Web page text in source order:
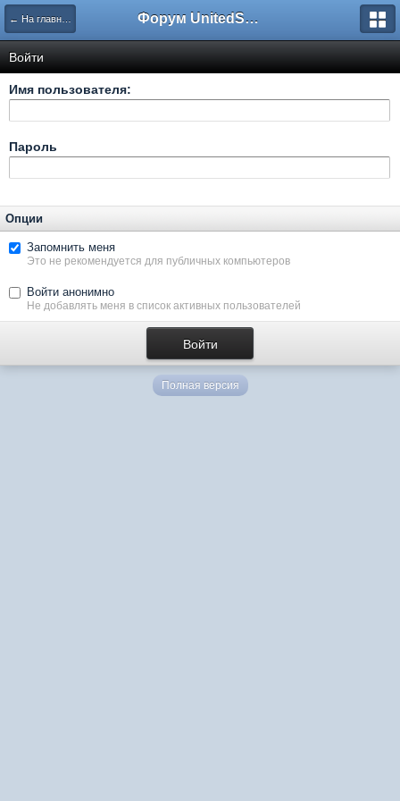
← На главную Форум UnitedSouth
Войти
Имя пользователя:
Пароль
Опции
Запомнить меня
Это не рекомендуется для публичных компьютеров
Войти анонимно
Не добавлять меня в список активных пользователей
Полная версия